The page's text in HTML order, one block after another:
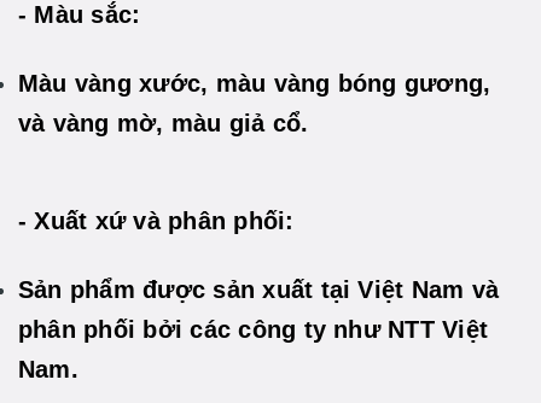
- Màu sắc:
Màu vàng xước, màu vàng bóng gương,
và vàng mờ, màu giả cổ.
- Xuất xứ và phân phối:
Sản phẩm được sản xuất tại Việt Nam và
phân phối bởi các công ty như NTT Việt
Nam.